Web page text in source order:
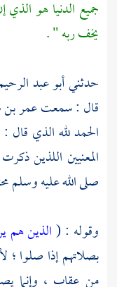
جميع الدنيا هو
يخف ربه " .
حدثنيأبو عبد
قال : سمعتعمر بن
الحمد لله الذي قال
المعنيين اللذين
صلى الله عليه وسلم
وقوله : (الذين هم
بصلاتهم إذا صلوا ؛
من عقاب ، وإنما